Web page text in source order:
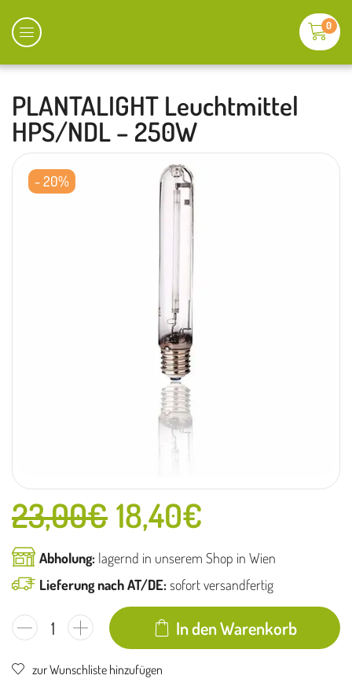
0
PLANTALIGHT Leuchtmittel
HPS/NDL – 250W
- 20%
23,00€ 18,40€
Abholung: lagernd in unserem Shop in Wien
Lieferung nach AT/DE:sofort versandfertig
In den Warenkorb
zur Wunschliste hinzufügen